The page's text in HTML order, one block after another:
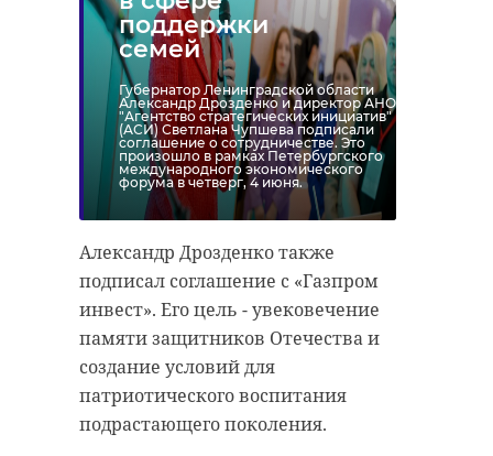
поддержки
семей
Губернатор Ленинградской области
Александр Дрозденко и директор АНО
"Агентство стратегических инициатив"
(АСИ) Светлана Чупшева подписали
соглашение о сотрудничестве. Это
произошло в рамках Петербургского
международного экономического
форума в четверг, 4 июня.
Александр Дрозденко также
подписал соглашение с «Газпром
инвест». Его цель - увековечение
памяти защитников Отечества и
создание условий для
патриотического воспитания
подрастающего поколения.